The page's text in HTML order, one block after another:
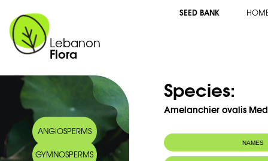
Lebanon
Flora
SEED BANK
ANGIOSPERMS
GYMNOSPERMS
Species:
Amelanchier ovalis
NAMES